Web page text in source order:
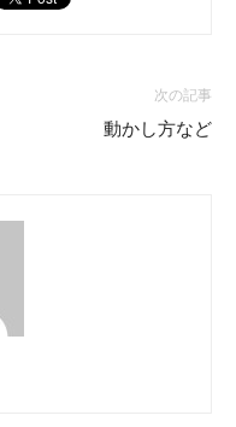
次の記事
動かし方など